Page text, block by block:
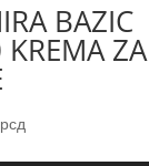
BAZIC
ZA
рсд